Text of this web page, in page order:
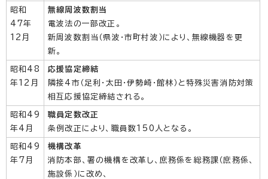
昭和
47年
12月
無線周波数割当
電波法の一部改正。
新周波数割当（県波・市町村波）により、無線機器を更
新。
昭和48
年12月
応援協定締結
隣接4市（足利・太田・伊勢崎・館林）と特殊災害消防対策
相互応援協定締結される。
昭和49
年4月
職員定数改正
条例改正により、職員数150人となる。
昭和49
年7月
機構改革
消防本部、署の機構を改革し、庶務係を総務課（庶務係、
施設係）に改め、